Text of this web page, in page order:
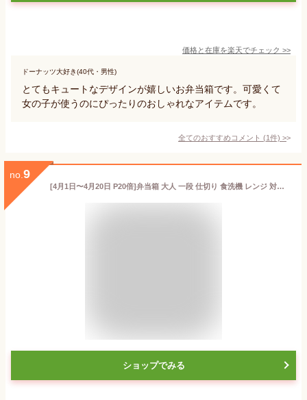
価格と在庫を楽天でチェック >>
ドーナッツ大好き(40代・男性)
とてもキュートなデザインが嬉しいお弁当箱です。可愛くて
女の子が使うのにぴったりのおしゃれなアイテムです。
全てのおすすめコメント (1件) >
no. 9
[4月1日〜4月20日 P20倍]弁当箱 大人 一段 仕切り 食洗機 レンジ 対応 抗菌 日本製 容量 530ml スケーター skater PFLB6AG ランチボックス ロック クロミ クロミちゃん 女の子 女子【レディース 4点ロック お弁当箱 ドーム型 1段 漏れない 食洗機OK】
ショップでみる